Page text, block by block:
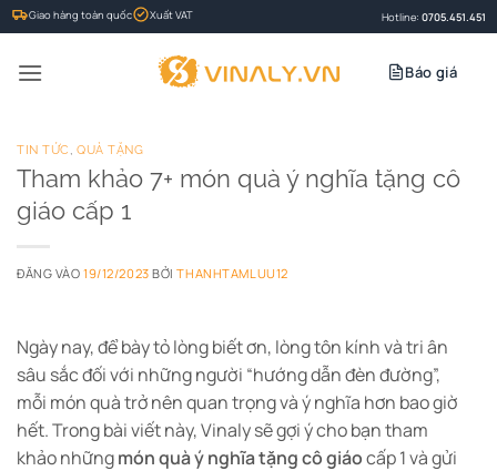
Bỏ
qua
nội
Giao hàng toàn quốc Xuất VAT Hotline: 0705.451.451
Báo giá
TIN TỨC ,QUÀ TẶNG
Tham khảo 7+ món quà ý nghĩa tặng cô
giáo cấp 1
ĐĂNG VÀO19/12/2023 BỞITHANHTAMLUU12
Ngày nay, để bày tỏ lòng biết ơn, lòng tôn kính và tri ân
sâu sắc đối với những người “hướng dẫn đèn đường”,
mỗi món quà trở nên quan trọng và ý nghĩa hơn bao giờ
hết. Trong bài viết này, Vinaly sẽ gợi ý cho bạn tham
khảo nhữngmón quà ý nghĩa tặng cô giáocấp 1 và gửi